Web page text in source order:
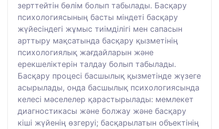
зерттейтін бөлім болып табылады. Басқару
психологиясының басты міндеті басқару
жүйесіндегі жұмыс тиімділігі мен сапасын
арттыру мақсатында басқару қызметінің
психологиялық жағдайларын және
ерекшеліктерін талдау болып табылады.
Басқару процесі басшылық қызметінде жүзеге
асырылады, онда басшылық психологиясында
келесі мәселелер қарастырылады: мемлекет
диагностикасы және болжау және басқару
кіші жүйенің өзгеруі; басқарылатын объектінің